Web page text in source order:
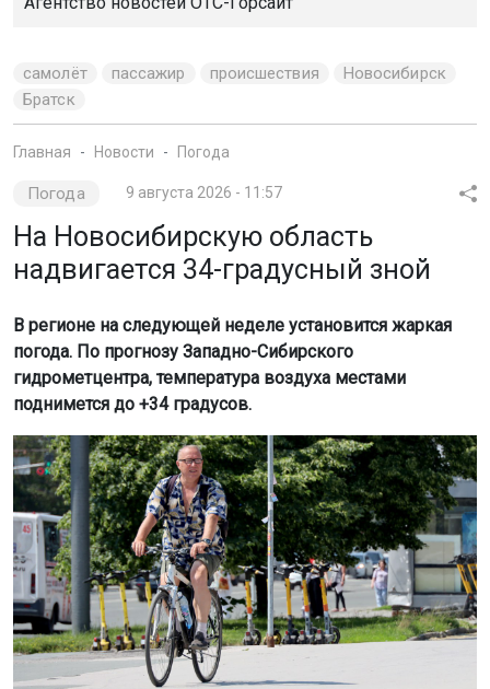
самолёт пассажир происшествия
Новосибирск
Братск
Главная Новости Погода
Погода 9 августа 2026 - 11:57
На Новосибирскую область
надвигается 34-градусный зной
В регионе на следующей неделе установится жаркая
погода. По прогнозу Западно-Сибирского
гидрометцентра, температура воздуха местами
поднимется до +34 градусов.